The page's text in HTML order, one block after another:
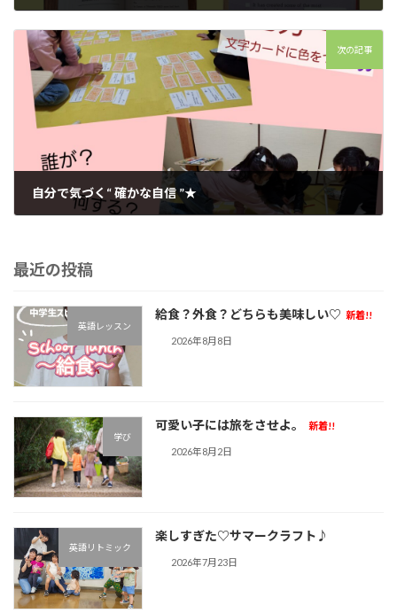
2023年2月23日
次の記事
自分で気づく“ 確かな自信 ”★
最近の投稿
英語レッスン
給食？外食？どちらも美味しい♡ 新着!!
2026年8月8日
学び
可愛い子には旅をさせよ。 新着!!
2026年8月2日
英語リトミック
楽しすぎた♡サマークラフト♪︎
2026年7月23日